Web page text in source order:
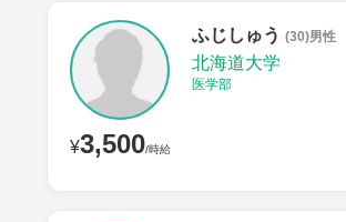
¥3,500/時給
ふじしゅう (30)男性
北海道大学
医学部